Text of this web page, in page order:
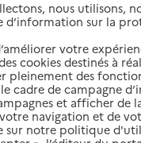
d'aide et de
nous utilisons,
d’information sur la
votre
cookies destinés à
pleinement des
cadre de campagne
et afficher de
navigation et de
sur notre politique